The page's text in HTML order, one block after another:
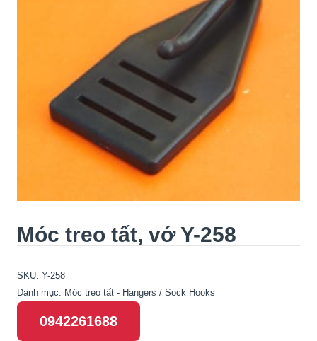
Móc treo tất, vớ Y-258
SKU: Y-258
Danh mục: Móc treo tất - Hangers / Sock Hooks
0942261688